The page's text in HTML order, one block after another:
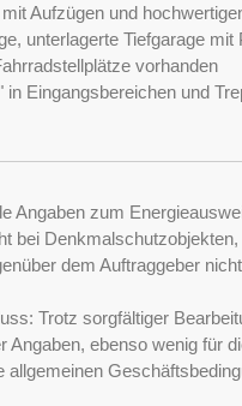
Aufzügen und
unterlagerte Tiefgarage mit
vorhanden
in Eingangsbereichen und
Angaben zum
bei
dem Auftraggeber
Trotz sorgfältiger
Angaben, ebenso wenig für
allgemeinen